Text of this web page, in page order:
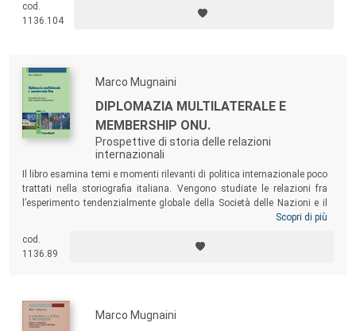
sull’interazione dell’Italia con questa complessa organizzazione
internazionale globale.
cod.
1136.104
Marco Mugnaini
DIPLOMAZIA MULTILATERALE E
MEMBERSHIP ONU.
Prospettive di storia delle relazioni
internazionali
Il libro esamina temi e momenti rilevanti di politica internazionale poco
trattati nella storiografia italiana. Vengono studiate le relazioni fra
l’esperimento tendenzialmente globale della Società delle Nazioni e il
fenomeno del regionalismo internazionale, approfondite le origini e le
viene tracciato un profilo storico del sistema Onu, attraverso la
ricostruzione dei passaggi e dei temi più rilevanti nell’evoluzione della
Scopri di più
cod.
1136.89
Marco Mugnaini